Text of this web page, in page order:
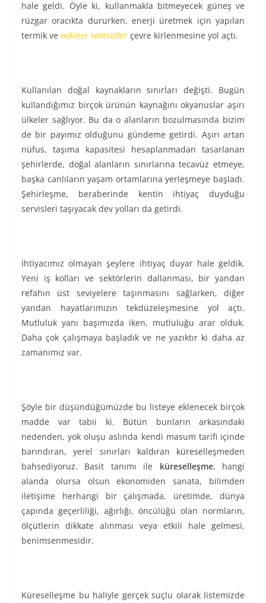
hale geldi. Öyle ki, kullanmakla bitmeyecek güneş ve
rüzgar oracıkta dururken, enerji üretmek için yapılan
termik ve nükleer santraller çevre kirlenmesine yol açtı.
Kullanılan doğal kaynakların sınırları değişti. Bugün
kullandığımız birçok ürünün kaynağını okyanuslar aşırı
ülkeler sağlıyor. Bu da o alanların bozulmasında bizim
de bir payımız olduğunu gündeme getirdi. Aşırı artan
nüfus, taşıma kapasitesi hesaplanmadan tasarlanan
şehirlerde, doğal alanların sınırlarına tecavüz etmeye,
başka canlıların yaşam ortamlarına yerleşmeye başladı.
Şehirleşme, beraberinde kentin ihtiyaç duyduğu
servisleri taşıyacak dev yolları da getirdi.
İhtiyacımız olmayan şeylere ihtiyaç duyar hale geldik.
Yeni iş kolları ve sektörlerin dallanması, bir yandan
refahın üst seviyelere taşınmasını sağlarken, diğer
yandan hayatlarımızın tekdüzeleşmesine yol açtı.
Mutluluk yanı başımızda iken, mutluluğu arar olduk.
Daha çok çalışmaya başladık ve ne yazıktır ki daha az
zamanımız var.
Şöyle bir düşündüğümüzde bu listeye eklenecek birçok
madde var tabii ki. Bütün bunların arkasındaki
nedenden, yok oluşu aslında kendi masum tarifi içinde
barındıran, yerel sınırları kaldıran küreselleşmeden
bahsediyoruz. Basit tanımı ile küreselleşme, hangi
alanda olursa olsun ekonomiden sanata, bilimden
iletişime herhangi bir çalışmada, üretimde, dünya
çapında geçerliliği, ağırlığı, öncülüğü olan normların,
ölçütlerin dikkate alınması veya etkili hale gelmesi,
benimsenmesidir.
Küreselleşme bu haliyle gerçek suçlu olarak listemizde